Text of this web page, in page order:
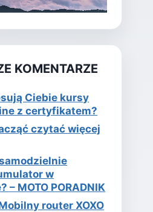
KOMENTARZE
Ciebie kursy
z certyfikatem?
czytać więcej
w
– MOTO PORADNIK
router XOXO